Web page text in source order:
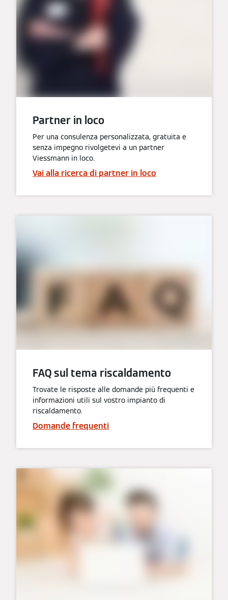
Partner in loco
Per una consulenza personalizzata, gratuita e
senza impegno rivolgetevi a un partner
Viessmann in loco.
Vai alla ricerca di partner in loco
FAQ sul tema riscaldamento
Trovate le risposte alle domande più frequenti e
informazioni utili sul vostro impianto di
riscaldamento.
Domande frequenti